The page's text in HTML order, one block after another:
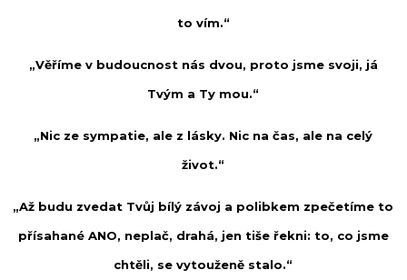
to vím.“
„Věříme v budoucnost nás dvou, proto jsme svoji, já
Tvým a Ty mou.“
„Nic ze sympatie, ale z lásky. Nic na čas, ale na celý
život.“
„Až budu zvedat Tvůj bílý závoj a polibkem zpečetíme to
přísahané ANO, neplač, drahá, jen tiše řekni: to, co jsme
chtěli, se vytouženě stalo.“